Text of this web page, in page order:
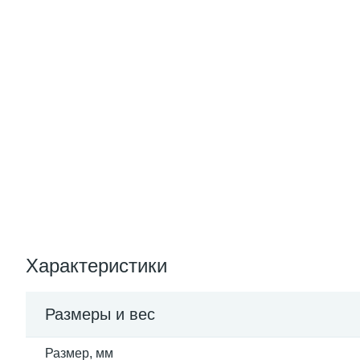
Характеристики
Размеры и вес
Размер, мм